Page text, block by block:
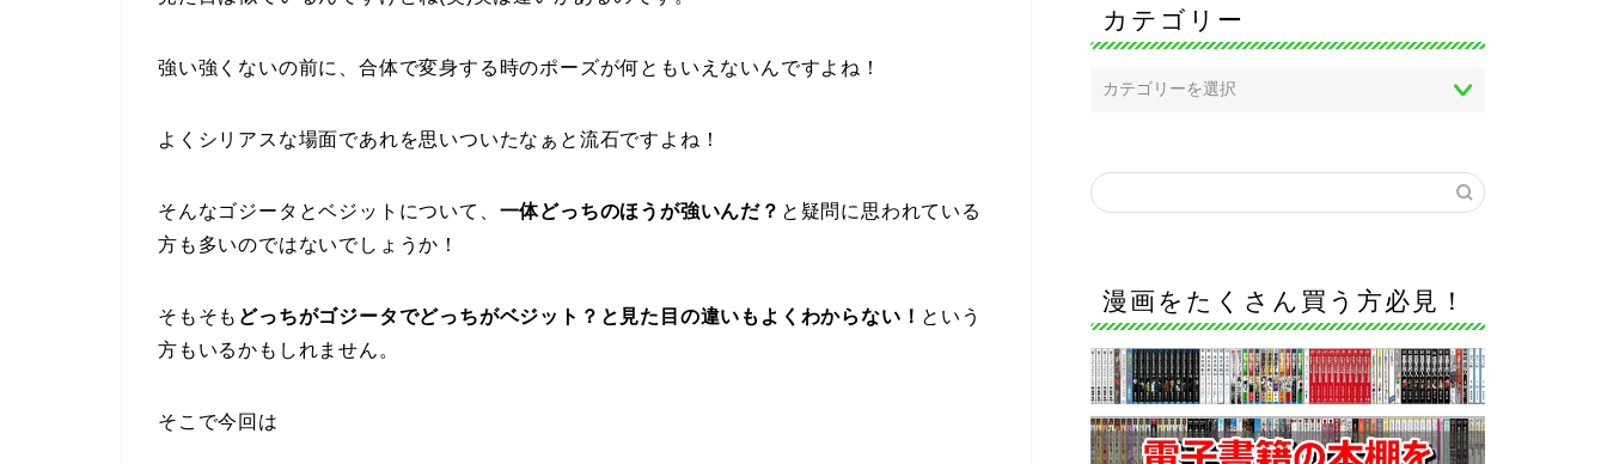
強い強くないの前に、合体で変身する時のポーズが何ともいえないんですよね！
よくシリアスな場面であれを思いついたなぁと流石ですよね！
そんなゴジータとベジットについて、 一体どっちのほうが強いんだ？ と疑問に思われている
方も多いのではないでしょうか！
そもそも どっちがゴジータでどっちがベジット？と見た目の違いもよくわからない！ という
方もいるかもしれません。
そこで今回は
カテゴリー
漫画をたくさん買う方必見！